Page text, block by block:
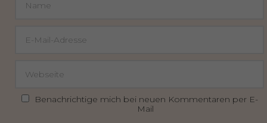
Benachrichtige mich bei neuen Kommentaren per E-
Mail